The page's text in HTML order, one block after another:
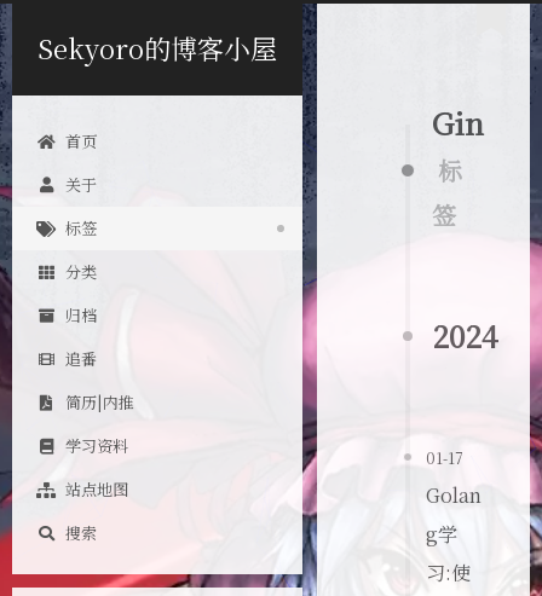
Sekyoro的博客小屋
首页
关于
标签
分类
归档
追番
简历|内推
学习资料
站点地图
搜索
Gin
标
签
2024
01-17
Golan
g学
习:使